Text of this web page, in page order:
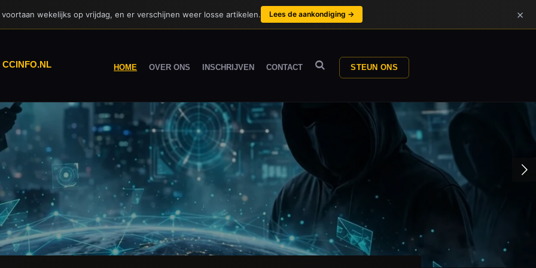
CCINFO.NL HOME OVER ONS INSCHRIJVEN CONTACT STEUN ONS
wekelijks op vrijdag, en er verschijnen weer losse artikelen. Lees de aankondiging → ×